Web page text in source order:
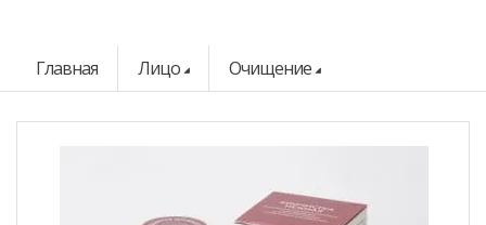
Главная Лицо Очищение